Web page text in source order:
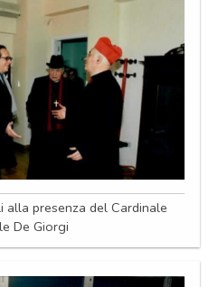
presenza del Cardinale
De Giorgi